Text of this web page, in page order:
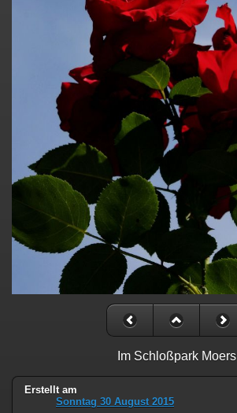
Im Schloßpark Moers
Erstellt am
Sonntag 30 August 2015